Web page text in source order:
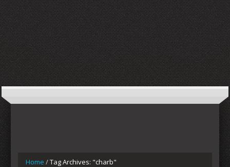
Home /Tag Archives: "charb"